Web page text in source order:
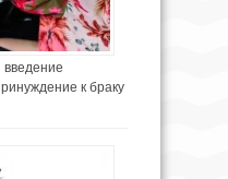
к браку